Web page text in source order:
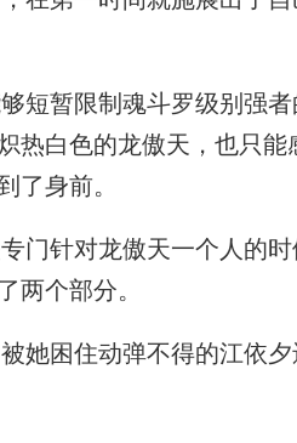
短暂限制魂斗罗级别强者
热白色的龙傲天，也只能
了身前。
门针对龙傲天一个人的时
两个部分。
她困住动弹不得的江依夕